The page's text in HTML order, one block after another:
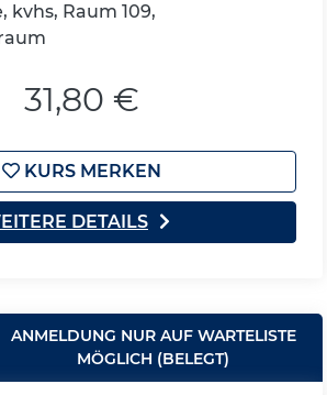
kvhs, Raum 109,
31,80 €
KURS MERKEN
DETAILS
ANMELDUNG NUR AUF WARTELISTE
MÖGLICH (BELEGT)